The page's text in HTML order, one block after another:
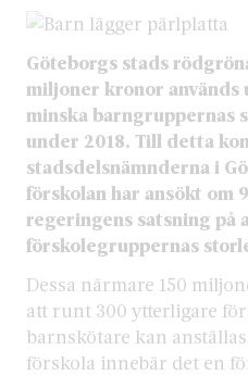
Göteborgs stads
miljoner kronor används
minska barngruppernas
under 2018. Till detta
stadsdelsnämnderna i
förskolan har ansökt om
regeringens satsning på
förskolegruppernas
Dessa närmare 150
att runt 300 ytterligare
barnskötare kan
förskola innebär det en